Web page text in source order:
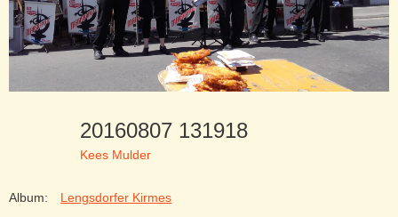
20160807 131918
Kees Mulder
Album: Lengsdorfer Kirmes